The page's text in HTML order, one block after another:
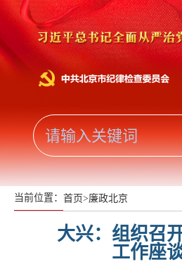
当前位置： 首页>廉政北京
大兴：组织召
工作座